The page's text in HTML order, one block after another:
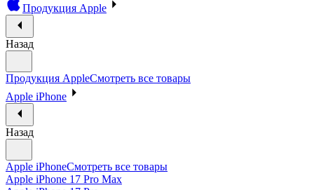
Продукция Apple
Назад
Продукция AppleСмотреть все товары
Apple iPhone
Назад
Apple iPhoneСмотреть все товары
Apple iPhone 17 Pro Max